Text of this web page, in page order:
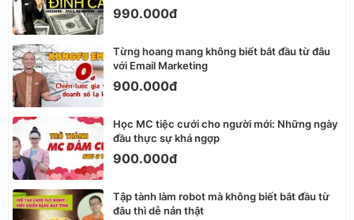
990.000đ
Từng hoang mang không biết bắt đầu từ đâu
với Email Marketing
900.000đ
Học MC tiệc cưới cho người mới: Những ngày
đầu thực sự khá ngợp
900.000đ
Tập tành làm robot mà không biết bắt đầu từ
đâu thì dễ nản thật